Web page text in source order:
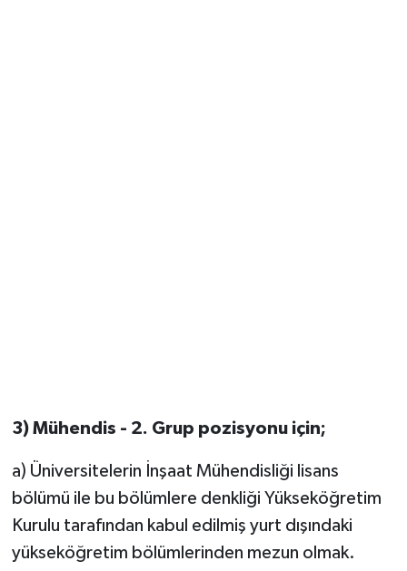
3) Mühendis - 2. Grup pozisyonu için;
a) Üniversitelerin İnşaat Mühendisliği lisans
bölümü ile bu bölümlere denkliği Yükseköğretim
Kurulu tarafından kabul edilmiş yurt dışındaki
yükseköğretim bölümlerinden mezun olmak.